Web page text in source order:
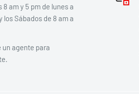
8 am y 5 pm de lunes a
los Sábados de 8 am a
un agente para